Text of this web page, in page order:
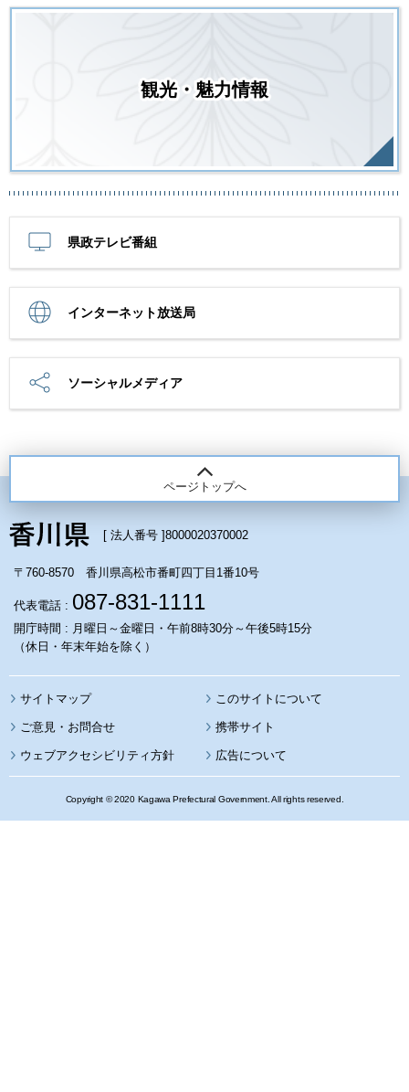
観光・魅力情報
県政テレビ番組
インターネット放送局
ソーシャルメディア
ページトップへ
[ 法人番号 ]8000020370002
〒760-8570 香川県高松市番町四丁目1番10号
代表電話 : 087-831-1111
開庁時間 : 月曜日～金曜日・午前8時30分～午後5時15分
（休日・年末年始を除く）
サイトマップ このサイトについて
携帯サイト
ウェブアクセシビリティ方針 広告について
Copyright © 2020 Kagawa Prefectural Government. All rights reserved.